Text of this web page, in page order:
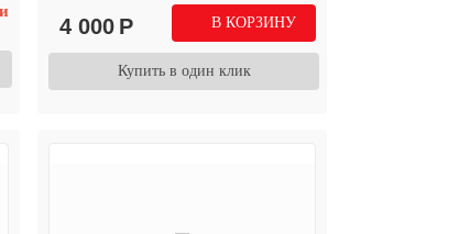
4 000 Р В КОРЗИНУ
Купить в один клик